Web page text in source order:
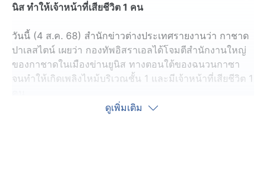
นิส ทำให้เจ้าหน้าที่เสียชีวิต 1 คน
วันนี้ (4 ส.ค. 68) สำนักข่าวต่างประเทศรายงานว่า กาชาด
ปาเลสไตน์ เผยว่า กองทัพอิสราเอลได้โจมตีสำนักงานใหญ่
ของกาชาดในเมืองข่านยูนิส ทางตอนใต้ของฉนวนกาซา
จนทำให้เกิดเพลิงไหม้บริเวณชั้น 1 และมีเจ้าหน้าที่เสียชีวิต 1
ดูเพิ่มเติม